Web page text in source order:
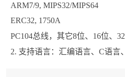
ARM7/9, MIPS32/MIPS64
ERC32, 1750A
PC104总线，其它8位、 16位、 32
2. 支持语言：汇编语言、 C语言、